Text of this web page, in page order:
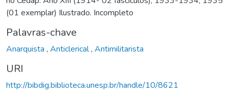
(01 exemplar) Ilustrado. Incompleto
Palavras-chave
Anarquista , Anticlerical, Antimilitarista
URI
http://bibdig.biblioteca.unesp.br/handle/10/8621